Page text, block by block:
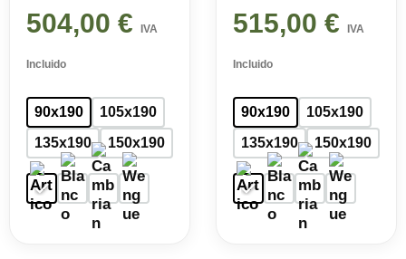
504,00 € IVA
Incluido
90x190
105x190
135x190
150x190
515,00 € IVA
Incluido
90x190
105x190
135x190
150x190